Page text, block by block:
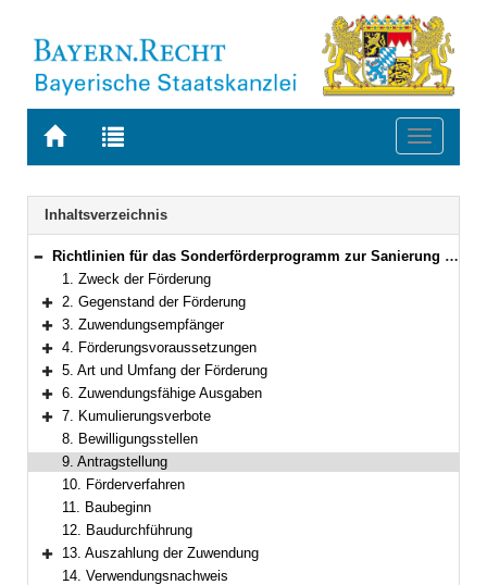
Zur
BAYERN.RECHT
Zur
letzten
Suche
Toggle
Navigation
Inhaltsverzeichnis
Bereich reduzieren
Richtlinien für das Sonderförderprogramm zur Sanierung kommunaler Schwimmbäder in Bayern
1. Zweck der Förderung
Bereich erweitern
2. Gegenstand der Förderung
Bereich erweitern
3. Zuwendungsempfänger
Bereich erweitern
4. Förderungsvoraussetzungen
Bereich erweitern
5. Art und Umfang der Förderung
Bereich erweitern
6. Zuwendungsfähige Ausgaben
Bereich erweitern
7. Kumulierungsverbote
8. Bewilligungsstellen
9. Antragstellung
10. Förderverfahren
11. Baubeginn
12. Baudurchführung
Bereich erweitern
13. Auszahlung der Zuwendung
14. Verwendungsnachweis